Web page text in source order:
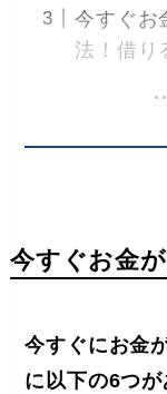
今すぐお
法！借り
今すぐお金
今すぐにお金
に以下の6つが